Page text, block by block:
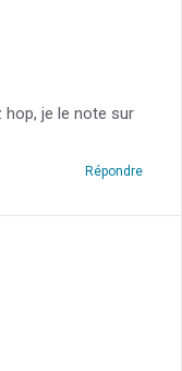
hop, je le note sur
Répondre